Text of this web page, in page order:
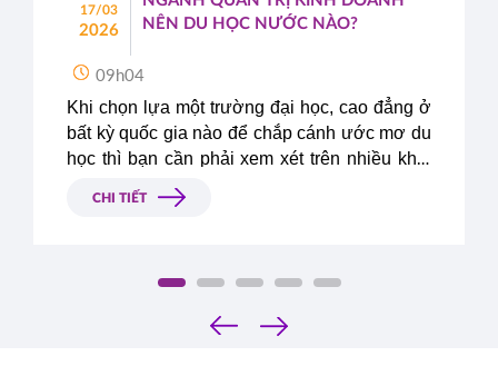
17/03
2026
NÊN DU HỌC NƯỚC NÀO?
09h04
Khi chọn lựa một trường đại học, cao đẳng ở
bất kỳ quốc gia nào để chắp cánh ước mơ du
học thì bạn cần phải xem xét trên nhiều khía
cạnh như chất lượng đào tạo, học phí, môi
trường sống và văn hóa nơi đó, điều kiện
nào là lý tưởng nhất cho du học sinh quốc tế?
CHI TIẾT
‹
›